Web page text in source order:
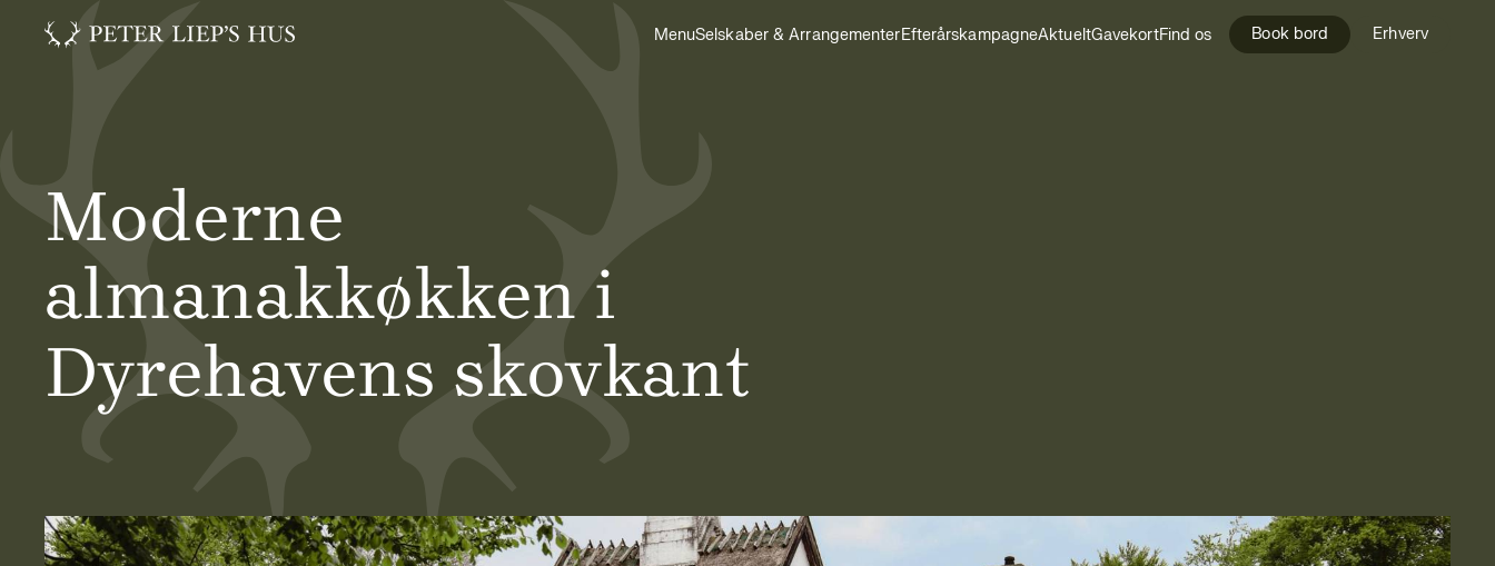
MenuSelskaber & ArrangementerEfterårskampagneAktueltGavekortFind os Book bord Erhverv
Moderne
almanakkøkken i
Dyrehavens skovkant